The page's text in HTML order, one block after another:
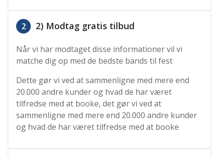
2 2) Modtag gratis tilbud
Når vi har modtaget disse informationer vil vi
matche dig op med de bedste bands til fest
Dette gør vi ved at sammenligne med mere end
20.000 andre kunder og hvad de har været
tilfredse med at booke, det gør vi ved at
sammenligne med mere end 20.000 andre kunder
og hvad de har været tilfredse med at booke